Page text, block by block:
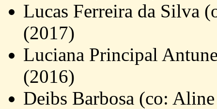
Lucas Ferreira da Silva
(2017)
Luciana Principal
(2016)
Deibs Barbosa (co: